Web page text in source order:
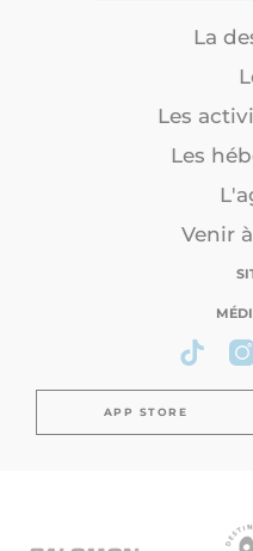
La
Les
Les
Venir
APP STORE